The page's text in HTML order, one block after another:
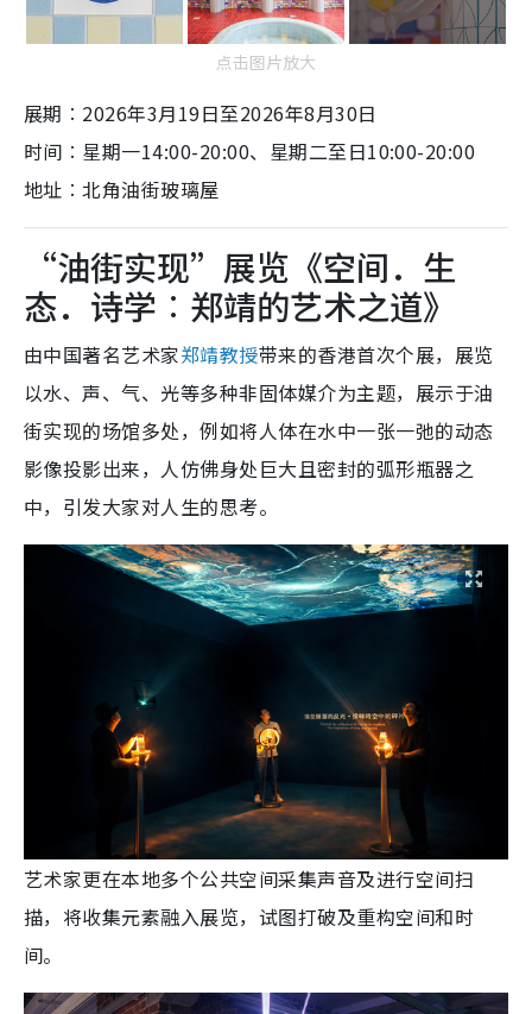
点击图片放大
展期︰2026年3月19日至2026年8月30日
时间︰星期一14:00-20:00、星期二至日10:00-20:00
地址︰北角油街玻璃屋
“油街实现”展览《空间．生
态．诗学︰郑靖的艺术之道》
由中国著名艺术家郑靖教授带来的香港首次个展，展览
以水、声、气、光等多种非固体媒介为主题，展示于油
街实现的场馆多处，例如将人体在水中一张一弛的动态
影像投影出来，人仿佛身处巨大且密封的弧形瓶器之
中，引发大家对人生的思考。
艺术家更在本地多个公共空间采集声音及进行空间扫
描，将收集元素融入展览，试图打破及重构空间和时
间。